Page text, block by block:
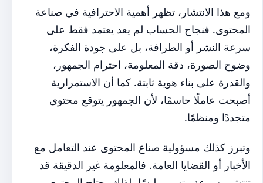
ومع هذا الانتشار، تظهر أهمية الاحترافية في صناعة
المحتوى. فنجاح الحساب لم يعد يعتمد فقط على
سرعة النشر أو الطرافة، بل على جودة الفكرة،
وضوح الصورة، دقة المعلومة، احترام الجمهور،
والقدرة على بناء هوية ثابتة. كما أن الاستمرارية
أصبحت عاملًا حاسمًا، لأن الجمهور يتوقع محتوى
متجددًا ومنظمًا.
وتبرز كذلك مسؤولية صناع المحتوى عند التعامل مع
الأخبار أو القضايا العامة. فالمعلومة غير الدقيقة قد